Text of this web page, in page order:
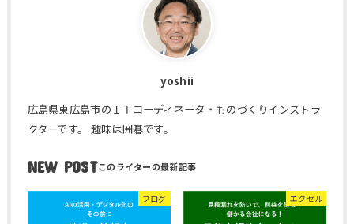
yoshii
広島県東広島市のＩＴコーディネータ・ものづくりインストラ
クターです。 趣味は囲碁です。
NEW POST
ブログ エクセル